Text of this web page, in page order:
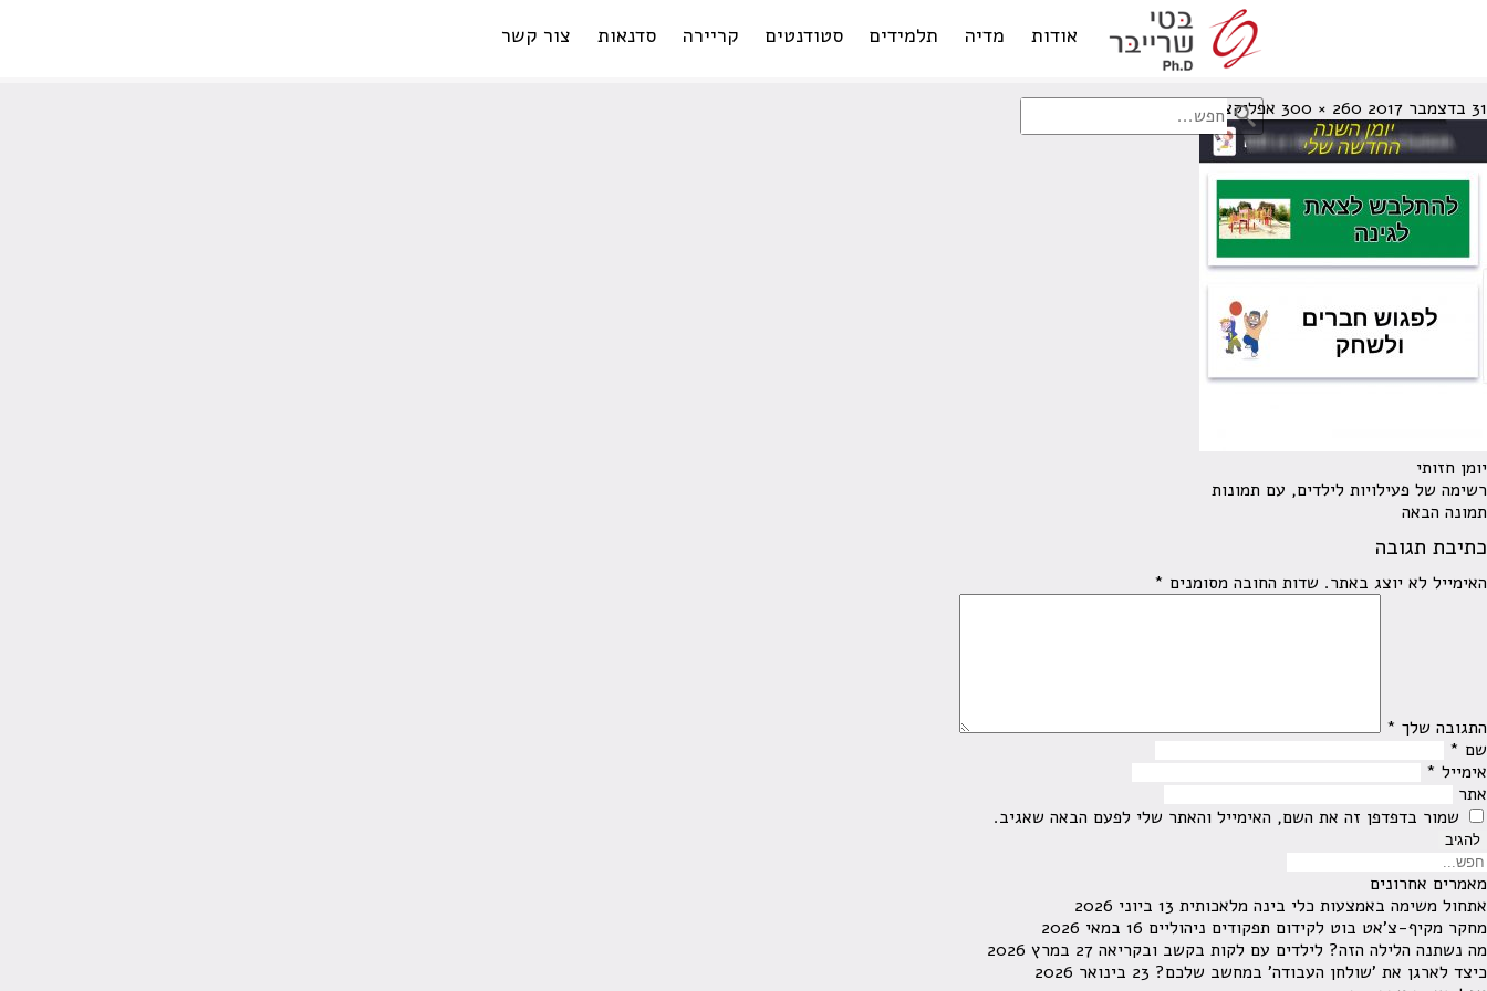
אודות מדיה תלמידים סטודנטים קריירה סדנאות צור קשר
31 בדצמבר 2017 260 × 300 אפליקציית יומן סדר היום שלי
יומן חזותי
רשימה של פעילויות לילדים, עם תמונות
תמונה הבאה
כתיבת תגובה
האימייל לא יוצג באתר. שדות החובה מסומנים *
התגובה שלך *
שם *
אימייל *
אתר
שמור בדפדפן זה את השם, האימייל והאתר שלי לפעם הבאה שאגיב.
מאמרים אחרונים
אתחול משימה באמצעות כלי בינה מלאכותית 13 ביוני 2026
מחקר מקיף-צ'אט בוט לקידום תפקודים ניהוליים 16 במאי 2026
מה נשתנה הלילה הזה? לילדים עם לקות בקשב ובקריאה 27 במרץ 2026
כיצד לארגן את 'שולחן העבודה' במחשב שלכם? 23 בינואר 2026